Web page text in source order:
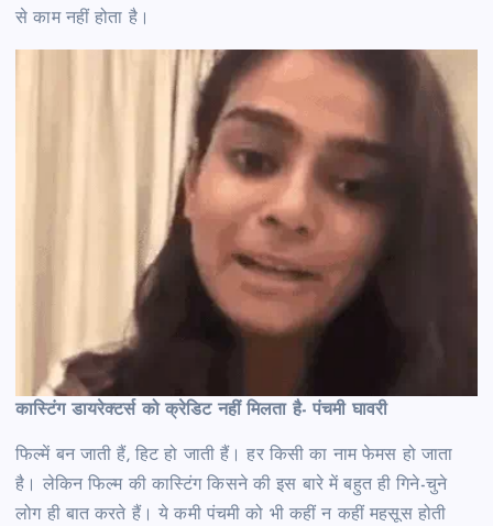
से काम नहीं होता है।
कास्टिंग डायरेक्टर्स को क्रेडिट नहीं मिलता है- पंचमी घावरी
फिल्में बन जाती हैं, हिट हो जाती हैं। हर किसी का नाम फेमस हो जाता
है। लेकिन फिल्म की कास्टिंग किसने की इस बारे में बहुत ही गिने-चुने
लोग ही बात करते हैं। ये कमी पंचमी को भी कहीं न कहीं महसूस होती